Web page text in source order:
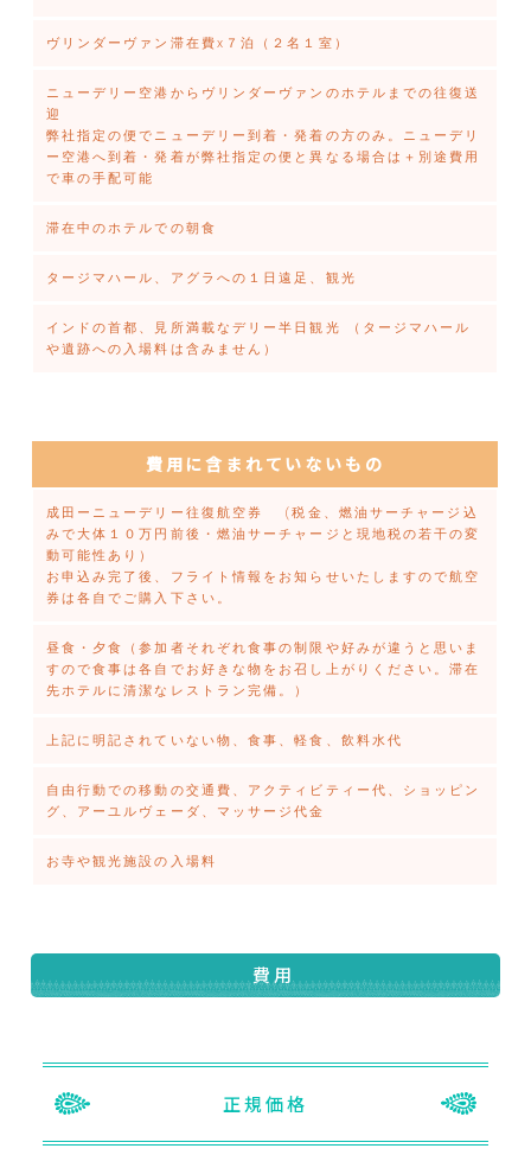
ヴリンダーヴァン滞在費x７泊（２名１室）
ニューデリー空港からヴリンダーヴァンのホテルまでの往復送
迎
弊社指定の便でニューデリー到着・発着の方のみ。ニューデリ
ー空港へ到着・発着が弊社指定の便と異なる場合は＋別途費用
で車の手配可能
滞在中のホテルでの朝食
タージマハール、アグラへの１日遠足、観光
インドの首都、見所満載なデリー半日観光 （タージマハール
や遺跡への入場料は含みません）
費用に含まれていないもの
成田ーニューデリー往復航空券 (税金、燃油サーチャージ込
みで大体１０万円前後・燃油サーチャージと現地税の若干の変
動可能性あり）
お申込み完了後、フライト情報をお知らせいたしますので航空
券は各自でご購入下さい。
昼食・夕食（参加者それぞれ食事の制限や好みが違うと思いま
すので食事は各自でお好きな物をお召し上がりください。滞在
先ホテルに清潔なレストラン完備。）
上記に明記されていない物、食事、軽食、飲料水代
自由行動での移動の交通費、アクティビティー代、ショッピン
グ、アーユルヴェーダ、マッサージ代金
お寺や観光施設の入場料
費用
正規価格 正規授業料